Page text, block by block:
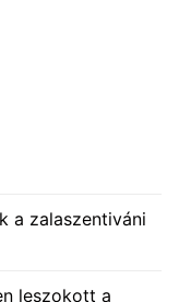
a zalaszentiváni
leszokott a